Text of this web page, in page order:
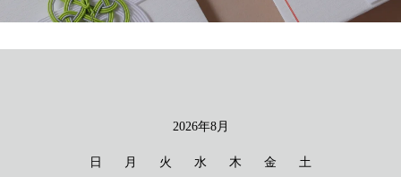
2026年8月
日 月 火 水 木 金 土